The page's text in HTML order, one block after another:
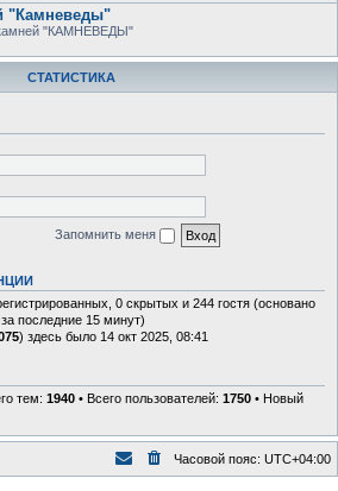
"Камневеды"
камней "КАМНЕВЕДЫ"
СТАТИСТИКА
Запомнить меня
0 скрытых и 244 гостя (основано
последние 15 минут)
) здесь было 14 окт 2025, 08:41
тем: 1940 • Всего пользователей: 1750 • Новый
Часовой пояс: UTC+04:00